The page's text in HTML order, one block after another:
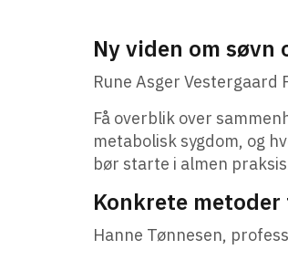
Ny viden om søvn
Rune Asger
Få overblik over
metabolisk sygdom, og
bør starte i almen
Konkrete
Hanne Tønnesen,